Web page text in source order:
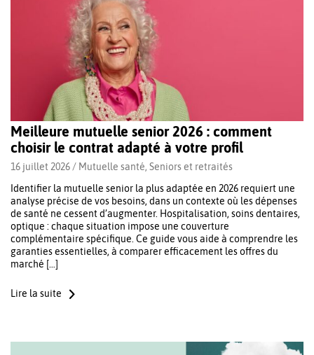
Meilleure mutuelle senior 2026 : comment
choisir le contrat adapté à votre profil
16 juillet 2026 / Mutuelle santé, Seniors et retraités
Identifier la mutuelle senior la plus adaptée en 2026 requiert une
analyse précise de vos besoins, dans un contexte où les dépenses
de santé ne cessent d’augmenter. Hospitalisation, soins dentaires,
optique : chaque situation impose une couverture
complémentaire spécifique. Ce guide vous aide à comprendre les
garanties essentielles, à comparer efficacement les offres du
marché […]
Lire la suite